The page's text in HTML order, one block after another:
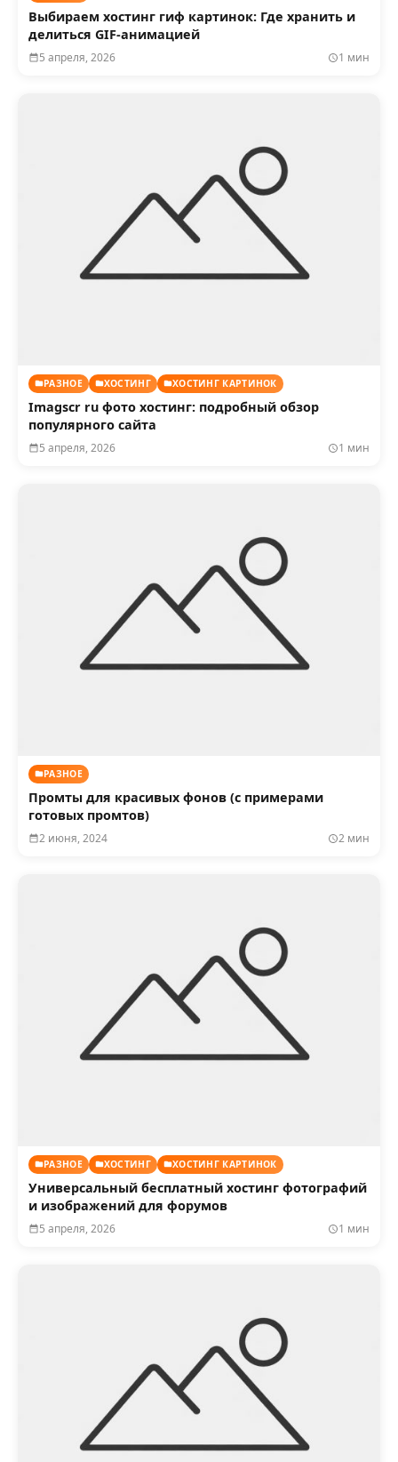
Выбираем хостинг гиф картинок: Где хранить и
делиться GIF-анимацией
5 апреля, 2026 1 мин
РАЗНОЕ ХОСТИНГ ХОСТИНГ КАРТИНОК
Imagscr ru фото хостинг: подробный обзор
популярного сайта
5 апреля, 2026 1 мин
РАЗНОЕ
Промты для красивых фонов (с примерами
готовых промтов)
2 июня, 2024 2 мин
РАЗНОЕ ХОСТИНГ ХОСТИНГ КАРТИНОК
Универсальный бесплатный хостинг фотографий
и изображений для форумов
5 апреля, 2026 1 мин